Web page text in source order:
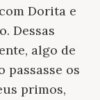
Dorita e
Dessas
algo de
passasse os
primos,